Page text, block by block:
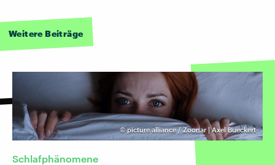
Weitere Beiträge
©picture alliance / Zoonar | Axel Bueckert
Schlafphänomene